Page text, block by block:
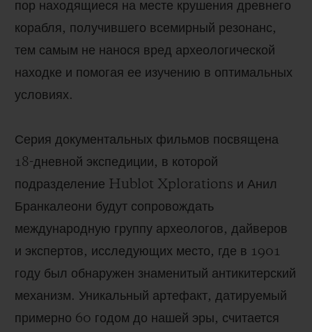
пор находящиеся на месте крушения древнего
корабля, получившего всемирный резонанс,
тем самым не нанося вред археологической
находке и помогая ее изучению в оптимальных
условиях.
Серия документальных фильмов посвящена
18-дневной экспедиции, в которой
подразделение Hublot Xplorations и Анил
Бранкалеони будут сопровождать
международную группу археологов, дайверов
и экспертов, исследующих место, где в 1901
году был обнаружен знаменитый антикитерский
механизм. Уникальный артефакт, датируемый
примерно 60 годом до нашей эры, считается